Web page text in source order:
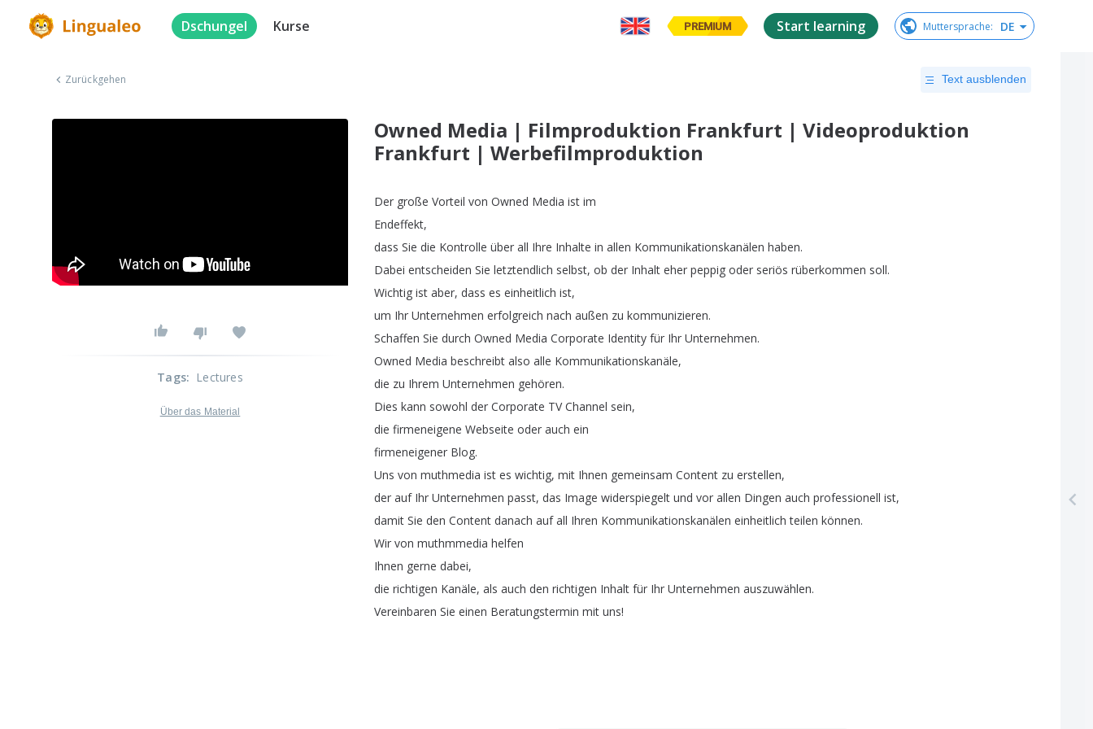
Dschungel Kurse PREMIUM Start learning Muttersprache: DE
Zurückgehen Text ausblenden
Owned Media | Filmproduktion Frankfurt | Videoproduktion
Frankfurt | Werbefilmproduktion
Der große Vorteil von Owned Media ist im
Endeffekt,
dass Sie die Kontrolle über all Ihre Inhalte in allen Kommunikationskanälen haben.
Dabei entscheiden Sie letztendlich selbst, ob der Inhalt eher peppig oder seriös rüberkommen soll.
Wichtig ist aber, dass es einheitlich ist,
um Ihr Unternehmen erfolgreich nach außen zu kommunizieren.
Schaffen Sie durch Owned Media Corporate Identity für Ihr Unternehmen.
Owned Media beschreibt also alle Kommunikationskanäle,
die zu Ihrem Unternehmen gehören.
Dies kann sowohl der Corporate TV Channel sein,
die firmeneigene Webseite oder auch ein
firmeneigener Blog.
Uns von muthmedia ist es wichtig, mit Ihnen gemeinsam Content zu erstellen,
der auf Ihr Unternehmen passt, das Image widerspiegelt und vor allen Dingen auch professionell ist,
damit Sie den Content danach auf all Ihren Kommunikationskanälen einheitlich teilen können.
Wir von muthmmedia helfen
Ihnen gerne dabei,
die richtigen Kanäle, als auch den richtigen Inhalt für Ihr Unternehmen auszuwählen.
Vereinbaren Sie einen Beratungstermin mit uns!
Tags: Lectures
Über das Material